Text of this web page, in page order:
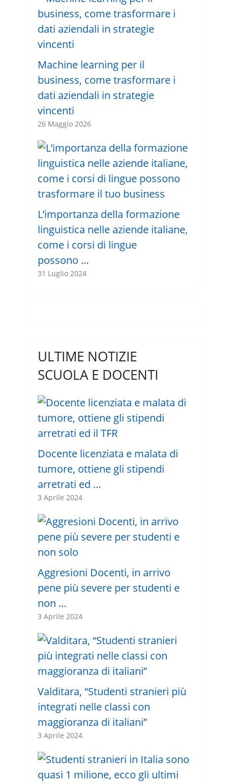
Machine learning per il
business, come trasformare i
dati aziendali in strategie
vincenti
26 Maggio 2026
L’importanza della formazione
linguistica nelle aziende italiane,
come i corsi di lingue
possono …
31 Luglio 2024
ULTIME NOTIZIE
SCUOLA E DOCENTI
Docente licenziata e malata di
tumore, ottiene gli stipendi
arretrati ed …
3 Aprile 2024
Aggresioni Docenti, in arrivo
pene più severe per studenti e
non …
3 Aprile 2024
Valditara, “Studenti stranieri più
integrati nelle classi con
maggioranza di italiani”
3 Aprile 2024